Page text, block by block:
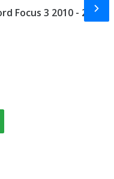
Focus 3 2010 - 2018